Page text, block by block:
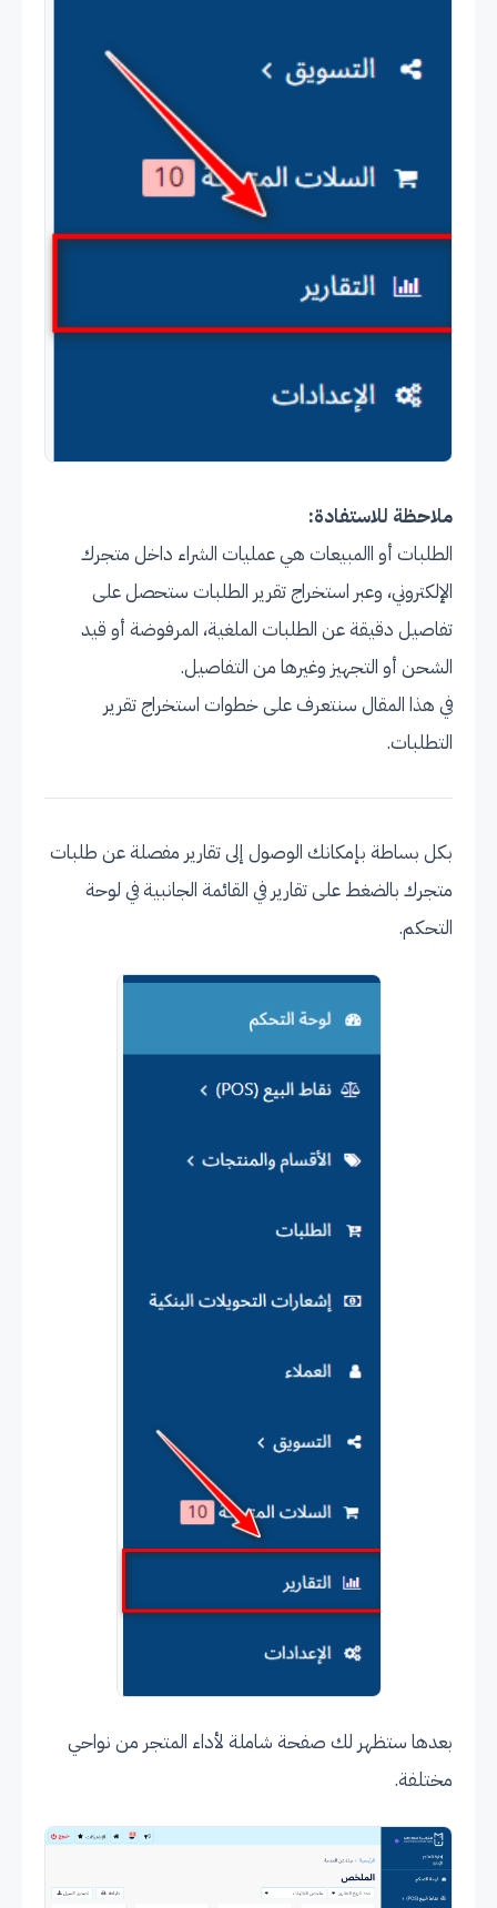
ملاحظة للاستفادة:
الطلبات أو االمبيعات هي عمليات الشراء داخل متجرك
الإلكتروني، وعبر استخراج تقرير الطلبات ستحصل على
تفاصيل دقيقة عن الطلبات الملغية، المرفوضة أو قيد
الشحن أو التجهيز وغيرها من التفاصيل.
في هذا المقال سنتعرف على خطوات استخراج تقرير
التطلبات.
بكل بساطة بإمكانك الوصول إلى تقارير مفصلة عن طلبات
متجرك بالضغط على تقارير في القائمة الجانبية في لوحة
التحكم.
بعدها ستظهر لك صفحة شاملة لأداء المتجر من نواحي
مختلفة.